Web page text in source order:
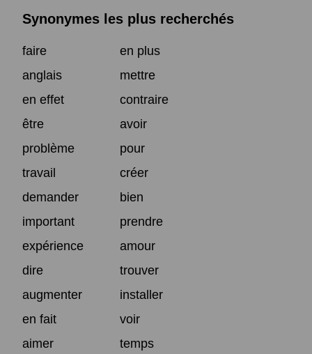
Synonymes les plus recherchés
faire
en plus
anglais
mettre
en effet
contraire
être
avoir
problème
pour
travail
créer
demander
bien
important
prendre
expérience
amour
dire
trouver
augmenter
installer
en fait
voir
aimer
temps